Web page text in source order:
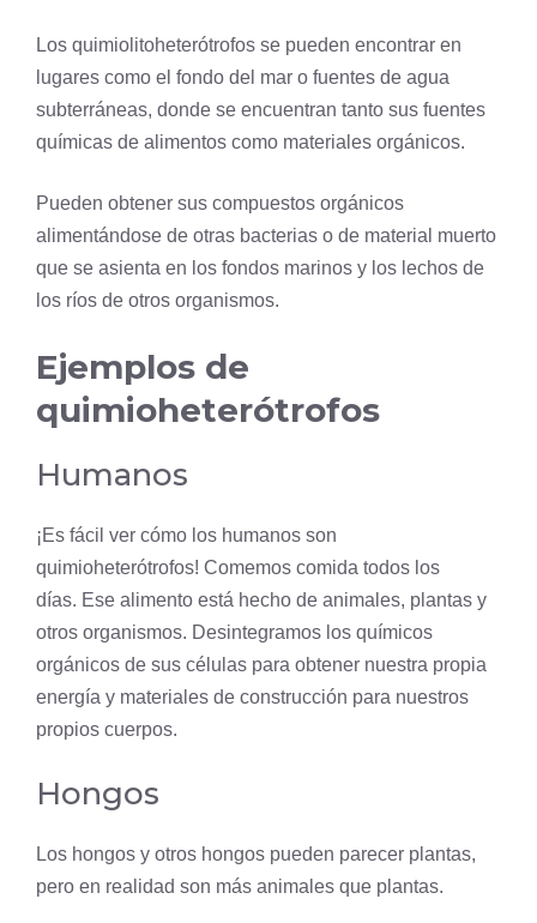
Los quimiolitoheterótrofos se pueden encontrar en
lugares como el fondo del mar o fuentes de agua
subterráneas, donde se encuentran tanto sus fuentes
químicas de alimentos como materiales orgánicos.
Pueden obtener sus compuestos orgánicos
alimentándose de otras bacterias o de material muerto
que se asienta en los fondos marinos y los lechos de
los ríos de otros organismos.
Ejemplos de
quimioheterótrofos
Humanos
¡Es fácil ver cómo los humanos son
quimioheterótrofos! Comemos comida todos los
días. Ese alimento está hecho de animales, plantas y
otros organismos. Desintegramos los químicos
orgánicos de sus células para obtener nuestra propia
energía y materiales de construcción para nuestros
propios cuerpos.
Hongos
Los hongos y otros hongos pueden parecer plantas,
pero en realidad son más animales que plantas.